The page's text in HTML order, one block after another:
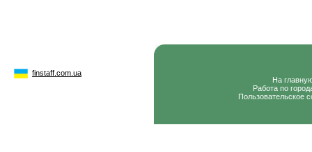
finstaff.com.ua
На
Работа по
Пользовательское